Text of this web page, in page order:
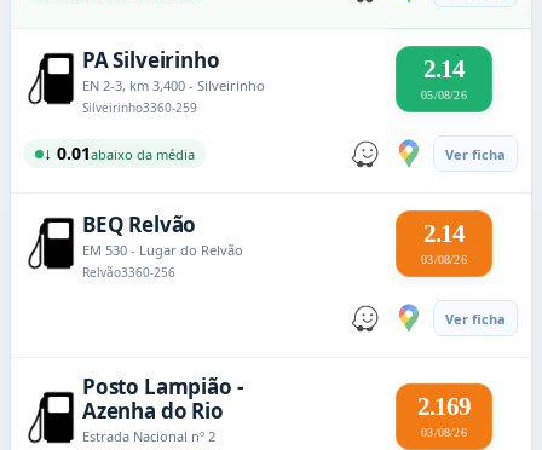
PA Silveirinho
EN 2-3, km 3,400 - Silveirinho
Silveirinho3360-259
2.14
05/08/26
↓ 0.01abaixo da média Ver ficha
BEQ Relvão
EM 530 - Lugar do Relvão
Relvão3360-256
2.14
03/08/26
Ver ficha
Posto Lampião -
Azenha do Rio
Estrada Nacional nº 2
2.169
03/08/26